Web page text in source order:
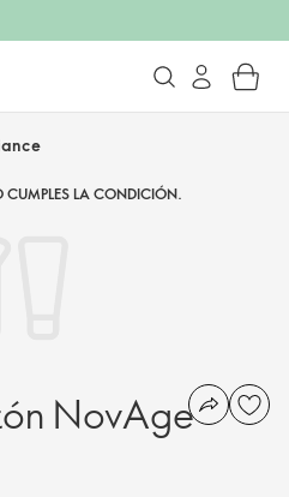
CUMPLES LA CONDICIÓN.
NovAge